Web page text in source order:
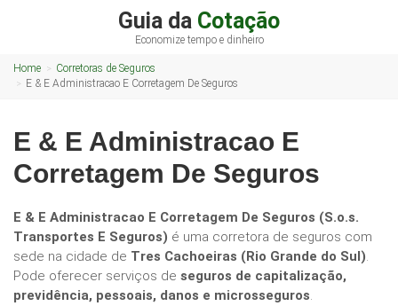
Guia da Cotação
Economize tempo e dinheiro
Home
Corretoras de Seguros
E & E Administracao E Corretagem De Seguros
E & E Administracao E
Corretagem De Seguros
E & E Administracao E Corretagem De Seguros (S.o.s.
Transportes E Seguros) é uma corretora de seguros com
sede na cidade de Tres Cachoeiras (Rio Grande do Sul).
Pode oferecer serviços de seguros de capitalização,
previdência, pessoais, danos e microsseguros.